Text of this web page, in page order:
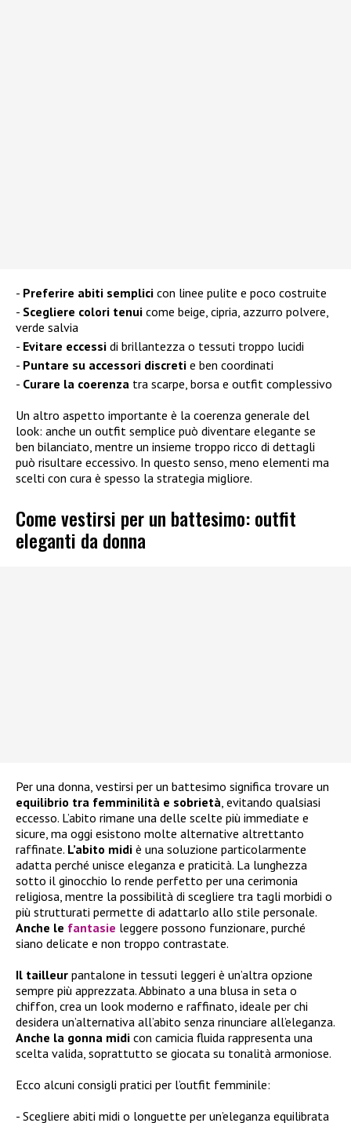
Preferire abiti semplici con linee pulite e poco costruite
Scegliere colori tenui come beige, cipria, azzurro polvere,
verde salvia
Evitare eccessi di brillantezza o tessuti troppo lucidi
Puntare su accessori discreti e ben coordinati
Curare la coerenza tra scarpe, borsa e outfit complessivo
Un altro aspetto importante è la coerenza generale del
look: anche un outfit semplice può diventare elegante se
ben bilanciato, mentre un insieme troppo ricco di dettagli
può risultare eccessivo. In questo senso, meno elementi ma
scelti con cura è spesso la strategia migliore.
Come vestirsi per un battesimo: outfit
eleganti da donna
Per una donna, vestirsi per un battesimo significa trovare un
equilibrio tra femminilità e sobrietà , evitando qualsiasi
eccesso. L’abito rimane una delle scelte più immediate e
sicure, ma oggi esistono molte alternative altrettanto
raffinate. L’abito midi è una soluzione particolarmente
adatta perché unisce eleganza e praticità. La lunghezza
sotto il ginocchio lo rende perfetto per una cerimonia
religiosa, mentre la possibilità di scegliere tra tagli morbidi o
più strutturati permette di adattarlo allo stile personale.
Anche le fantasie leggere possono funzionare, purché
siano delicate e non troppo contrastate.
Il tailleur pantalone in tessuti leggeri è un’altra opzione
sempre più apprezzata. Abbinato a una blusa in seta o
chiffon, crea un look moderno e raffinato, ideale per chi
desidera un’alternativa all’abito senza rinunciare all’eleganza.
Anche la gonna midi con camicia fluida rappresenta una
scelta valida, soprattutto se giocata su tonalità armoniose.
Ecco alcuni consigli pratici per l’outfit femminile:
Scegliere abiti midi o longuette per un’eleganza equilibrata